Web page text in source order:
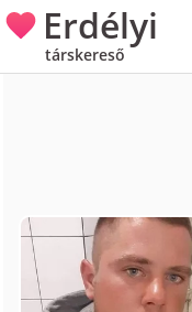
Erdélyi
társkereső